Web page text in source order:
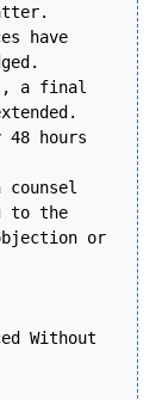
have
a final
48 hours
to the
or
Without